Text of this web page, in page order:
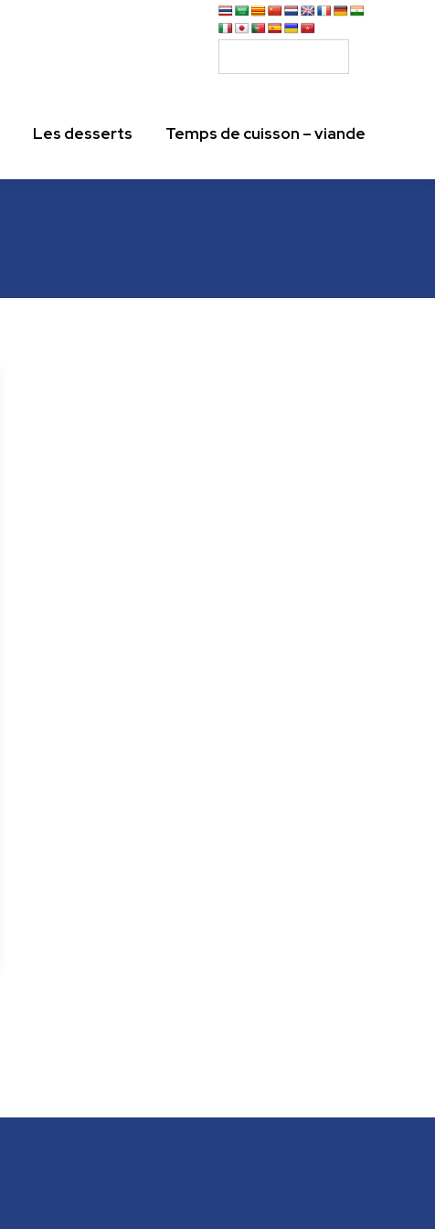
Les desserts Temps de cuisson – viande
Temps de cuisson – viande